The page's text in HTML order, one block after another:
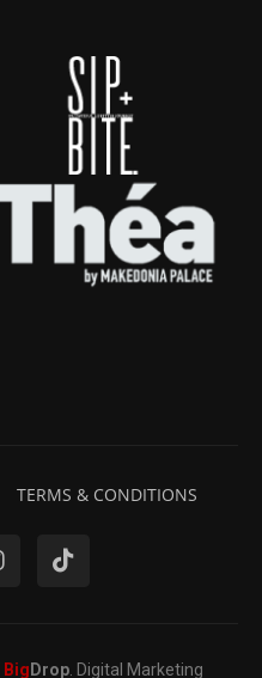
TERMS & CONDITIONS
Big Drop . Digital Marketing